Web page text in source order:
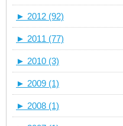
► 2012 (92)
► 2011 (77)
► 2010 (3)
► 2009 (1)
► 2008 (1)